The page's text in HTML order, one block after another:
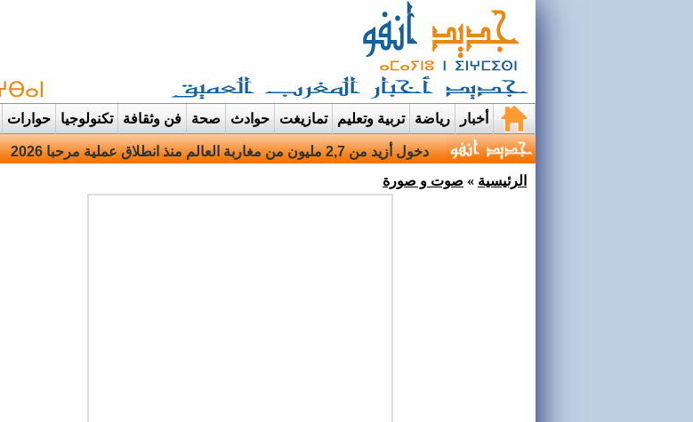
أخبار رياضة تربية وتعليم تمازيغت حوادث صحة فن وثقافة تكنولوجيا حوارات
قرية إيمي نواسيف بتارودانت تتحول الى |
الرئيسية » صوت و صورة